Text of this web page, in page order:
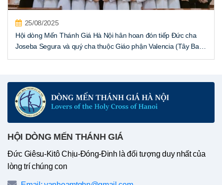
25/08/2025
Hội dòng Mến Thánh Giá Hà Nội hân hoan đón tiếp Đức cha
Joseba Segura và quý cha thuộc Giáo phận Valencia (Tây Ban
HỘI DÒNG MẾN THÁNH GIÁ
Đức Giêsu-Kitô Chịu-Đóng-Đinh là đối tượng duy nhất của
lòng trí chúng con